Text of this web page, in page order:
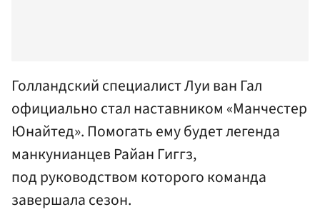
Голландский специалист Луи ван Гал
официально стал наставником «Манчестер
Юнайтед». Помогать ему будет легенда
манкунианцев Райан Гиггз,
под руководством которого команда
завершала сезон.